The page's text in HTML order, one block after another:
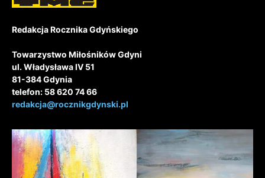
Redakcja Rocznika Gdyńskiego
Towarzystwo Miłośników Gdyni
ul. Władysława IV 51
81-384 Gdynia
telefon: 58 620 74 66
redakcja@rocznikgdynski.pl